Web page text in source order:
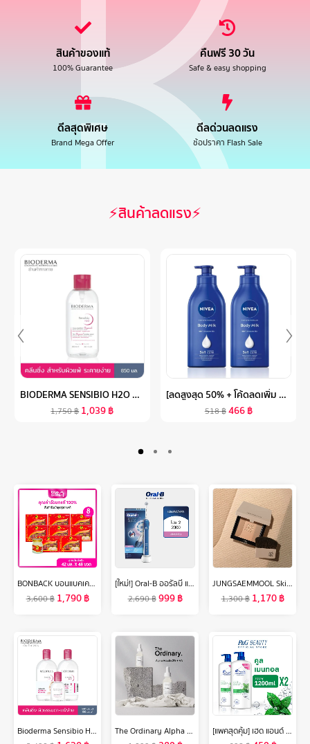
สินค้าของแท้
100% Guarantee
คืนฟรี 30 วัน
Safe & easy shopping
ดีลสุดพิเศษ
Brand Mega Offer
ดีลด่วนลดแรง
ช้อปราคา Flash Sale
⚡สินค้าลดแรง⚡
BIODERMA SENSIBIO H2O 850 ML (ฝาปั๊ม) คลีนซิ่งเช็ดทำความสะอาดผิวหน้า สำหรับผิวแพ้ ระคายง่าย
1,750฿ 1,039฿
[ลดสูงสุด 50% + โค้ดลดเพิ่ม 20%]นีเวีย โลชั่นบำรุงผิวกาย อินเทนซีฟ มอยส์เจอร์ บอดี้ มิลค์ 550 มล. 2 ชิ้น NIVEA
518฿466฿
BONBACK บอนแบคเครื่องดื่มรังนกแท้ 100% สูตรต้นตำรับ 42 มล. เซต 8 กล่อง (ุ6ขวด/กล่อง) 48 ขวด
3,600฿ 1,790฿
[ใหม่!] Oral-B ออรัลบี แปรงสีฟันไฟฟ้า โปร 2 2000 Electric Power Toothbrush Pro2 2000
2,690฿999฿
JUNGSAEMMOOL Skin Nuder Shading Pact 10g จองแซมมุล สกิน นูเดอร์ เฉดดิ้ง แพค เฉดดิ้งพาเลทโทนธรรมชาติ 3 สีในตลับเดียว
1,300฿ 1,170฿
Bioderma Sensibio H2O (Triple Pack) คลีนซิ่งเช็ดทำความสะอาดผิวหน้า สำหรับผิวแพ้ ระคายง่าย
The Ordinary Alpha Arbutin 2% + HA - Dark Spots With Hydrating Hyaluronic Acid 30ml เซรั่มลดเลือนริ้วรอย เซรั่มบำรุงหน้า ลดเลือนริ้วรอยร่องลึก ไวท์เทนนิ่ง ไบร์ทเทนนิ่ง ควบคุมความมัน
[แพคสุดคุ้ม] เฮด แอนด์ โชว์เดอร์ คูล เมนทอล แชมพูขจัดรังแค 1.2 ลิตร. x2 ผลิตภัณฑ์ดูแลผม Head & Shoulders Anti Dandruff Cool Menthol Shampoo 1.2 L. x2